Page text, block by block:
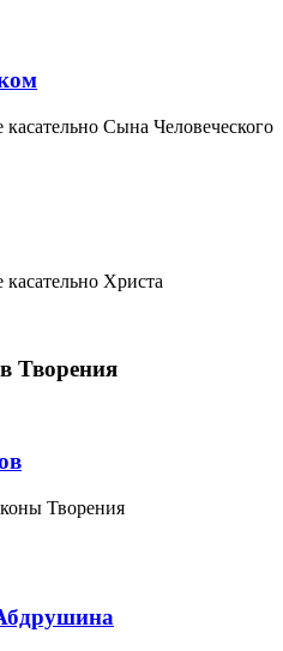
Сына Человеческого
Христа
Творения
Творения